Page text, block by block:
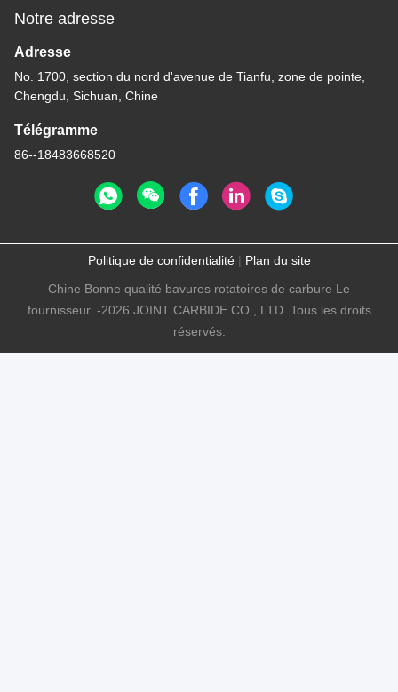
Notre adresse
Adresse
No. 1700, section du nord d'avenue de Tianfu, zone de pointe,
Chengdu, Sichuan, Chine
Télégramme
86--18483668520
Politique de confidentialité| Plan du site
Chine Bonne qualité bavures rotatoires de carbure Le
fournisseur. -2026 JOINT CARBIDE CO., LTD. Tous les droits
réservés.